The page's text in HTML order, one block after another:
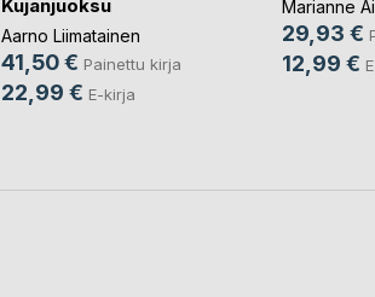
Kujanjuoksu
Aarno Liimatainen
41,50 € Painettu kirja
22,99 € E-kirja
Marianne
29,93 €
12,99 €